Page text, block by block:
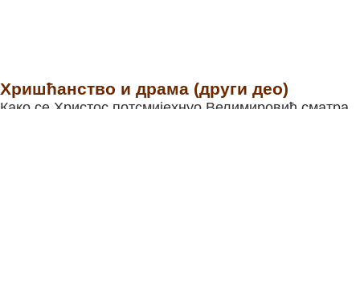
Хришћанство и драма (други део)
Како се Христос потсмијехнуо Велимировић сматра